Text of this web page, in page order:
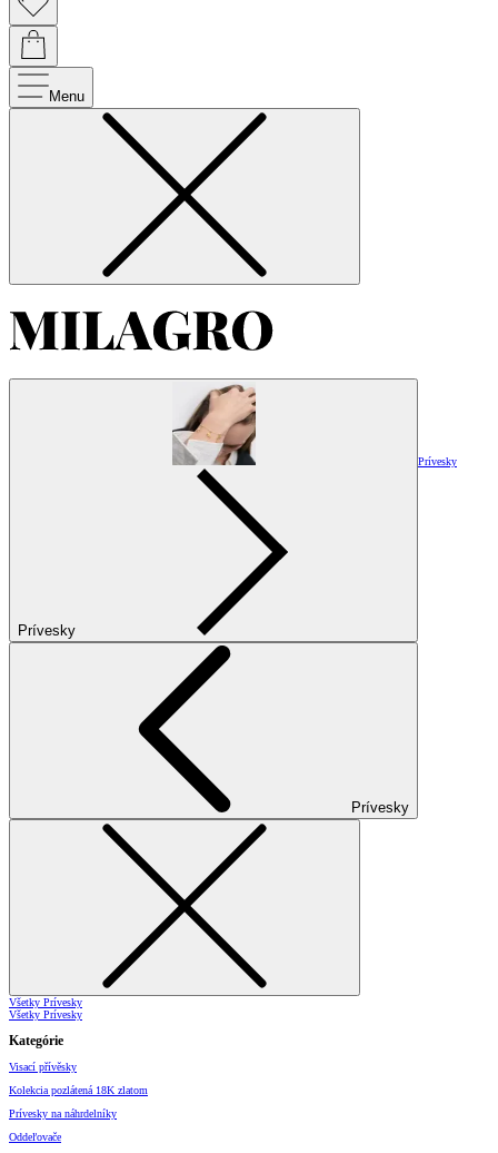
Menu
Prívesky
Prívesky
Prívesky
Všetky Prívesky
Všetky Prívesky
Kategórie
Visací přívěsky
Kolekcia pozlátená 18K zlatom
Prívesky na náhrdelníky
Oddeľovače